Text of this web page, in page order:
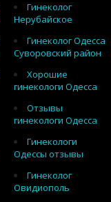
Гинеколог
Нерубайское
Гинеколог Одесса
Суворовский район
Хорошие
гинекологи Одесса
Отзывы
гинекологи Одесса
Гинекологи
Одессы отзывы
Гинеколог
Овидиополь